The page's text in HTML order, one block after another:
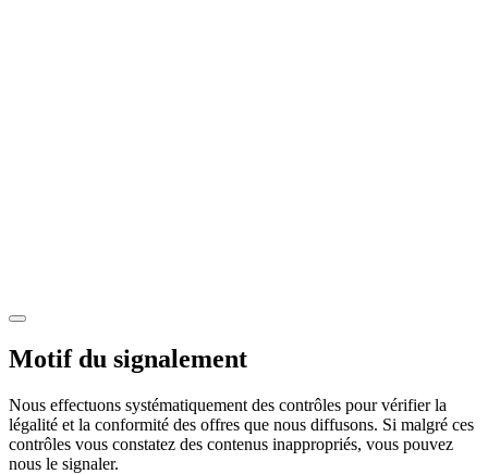
Motif du signalement
Nous effectuons systématiquement des contrôles pour vérifier la
légalité et la conformité des offres que nous diffusons. Si malgré ces
contrôles vous constatez des contenus inappropriés, vous pouvez
nous le signaler.